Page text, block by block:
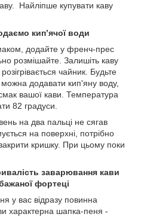
Найліпше купувати каву
кип’ячої води
додайте у френч-прес
розмішайте. Залишіть каву
чайник. Будьте
додавати кип'яну воду,
вашої кави. Температура
82 градуси.
на два пальці не сягав
на поверхні, потрібно
кришку. При цьому поки
заварювання кави
фортеці
у вас відразу повинна
характерна шапка-пеня -